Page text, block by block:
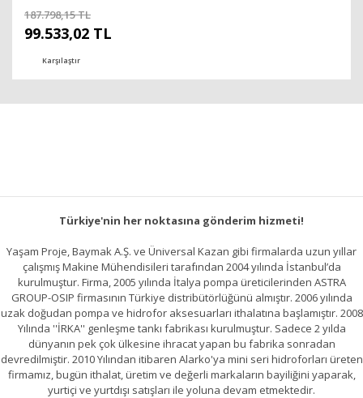
187.798,15 TL
99.533,02 TL
Karşılaştır
Türkiye'nin her noktasına gönderim hizmeti!
Yaşam Proje, Baymak A.Ş. ve Üniversal Kazan gibi firmalarda uzun yıllar
çalışmış Makine Mühendisileri tarafından 2004 yılında İstanbul’da
kurulmuştur. Firma, 2005 yılında İtalya pompa üreticilerinden ASTRA
GROUP-OSIP firmasının Türkiye distribütörlüğünü almıştır. 2006 yılında
uzak doğudan pompa ve hidrofor aksesuarları ithalatına başlamıştır. 2008
Yılında ''İRKA'' genleşme tankı fabrikası kurulmuştur. Sadece 2 yılda
dünyanın pek çok ülkesine ihracat yapan bu fabrika sonradan
devredilmiştir. 2010 Yılından itibaren Alarko'ya mini seri hidroforları üreten
firmamız, bugün ithalat, üretim ve değerli markaların bayiliğini yaparak,
yurtiçi ve yurtdışı satışları ile yoluna devam etmektedir.